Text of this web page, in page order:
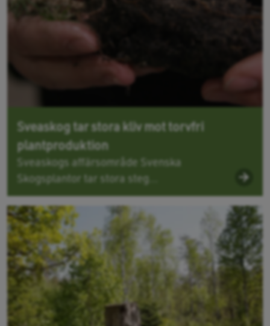
Sveaskog tar stora kliv mot torvfri
plantproduktion
Sveaskogs affärsområde Svenska
Skogsplantor tar stora steg...